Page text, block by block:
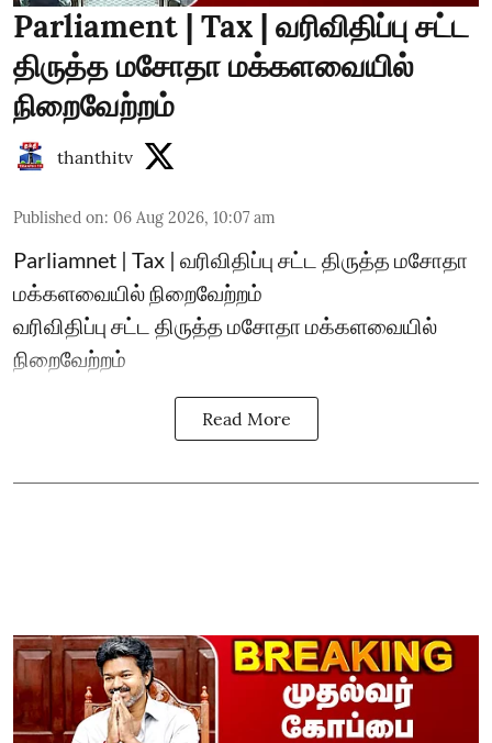
Parliament | Tax | வரிவிதிப்பு சட்ட
திருத்த மசோதா மக்களவையில்
நிறைவேற்றம்
thanthitv
Published on: 06 Aug 2026, 10:07 am
Parliamnet | Tax | வரிவிதிப்பு சட்ட திருத்த மசோதா
மக்களவையில் நிறைவேற்றம்
வரிவிதிப்பு சட்ட திருத்த மசோதா மக்களவையில்
நிறைவேற்றம்
Read More